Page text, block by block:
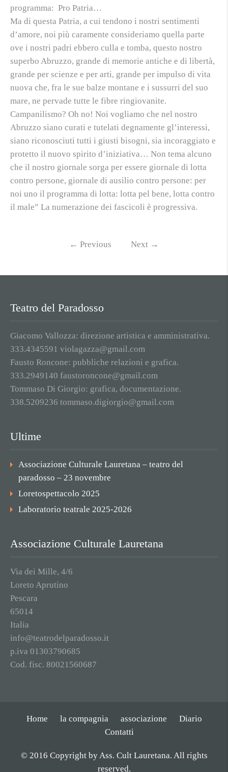
programma: Pro Patria…
Ma di questa Patria, a cui tendono i nostri sentimenti
d’amore, noi più caramente consideriamo quella parte
ove i nostri padri ebbero culla e tomba, questo nostro
superbo Abruzzo, grande di memorie antiche e di libertà,
grande per scienze e per arti, grande per impulso di vita
nuova che, fra le sue balze montane e i sussurri del suo
mare, ne pervade tutte le fibre ringiovanite.
Campanilismo? Oh no! Noi vogliamo che nel nostro
Abruzzo siano curati e tutelati degnamente gl’interessi,
siano riconosciuti tutti i giusti bisogni, sia incoraggiato e
protetto il nuovo spirito d’iniziativa… Non tema alcuno
che il nostro giornale sorga per essere giornale di lotta
contro persone, giornale di ausilio contro persone: per
noi uno il programma di lotta: lotta pel bene, lotta contro
il male” La numerazione dei fascicoli è progressiva.
← Previous Next →
Teatro del Paradosso
Giacomo Vallozza: direzione artistica e amministrativa.
333.4345591 violagazza@gmail.com
Fausto Roncone: pubbliche relazioni e grafica.
333.2949140 faustoroncone@gmail.com
Tommaso Di Giorgio: grafica, documentazione.
338.5209236 tommaso.digiorgio@gmail.com
Ultime
Associazione Culturale Lauretana – teatro del
paradosso – 23 novembre
Loretospettacolo 2025
Laboratorio teatrale 2025-2026
Associazione Culturale Lauretana
Via dei Mille, 4/6
Loreto Aprutino
Pescara
65014
Italia
info@teatrodelparadosso.it
p.iva 01303790685
Cod. fisc. 80021560687
Home la compagnia associazione
Diario
Contatti
© 2016 Copyright by Ass. Cult Lauretana. All rights
reserved.